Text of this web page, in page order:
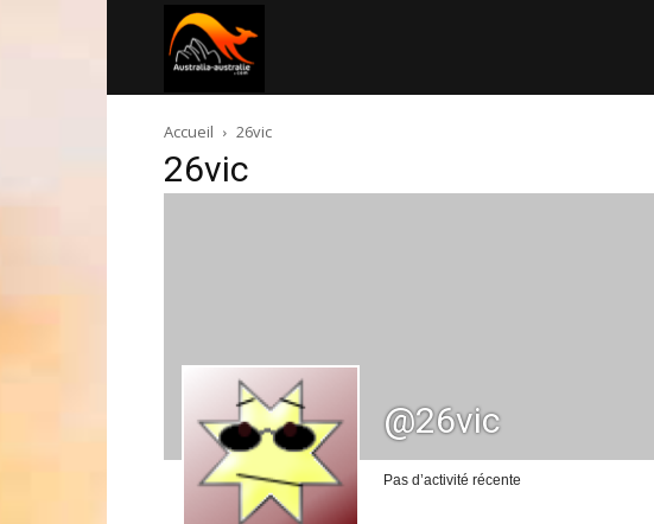
australie.com
Accueil 26vic
26vic
@26vic
Pas d’activité récente